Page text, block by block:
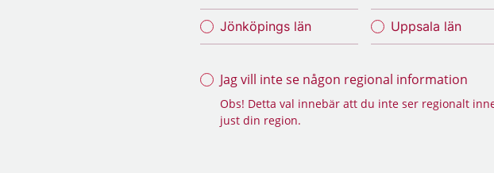
Jönköpings län Uppsala län
Jag vill inte se någon regional information
Obs! Detta val innebär att du inte ser regionalt
just din region.